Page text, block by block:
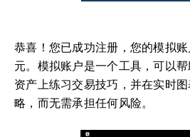
恭喜！您已成功注册，您的模拟
元。模拟账户是一个工具，可以
资产上练习交易技巧，并在实时
略，而无需承担任何风险。